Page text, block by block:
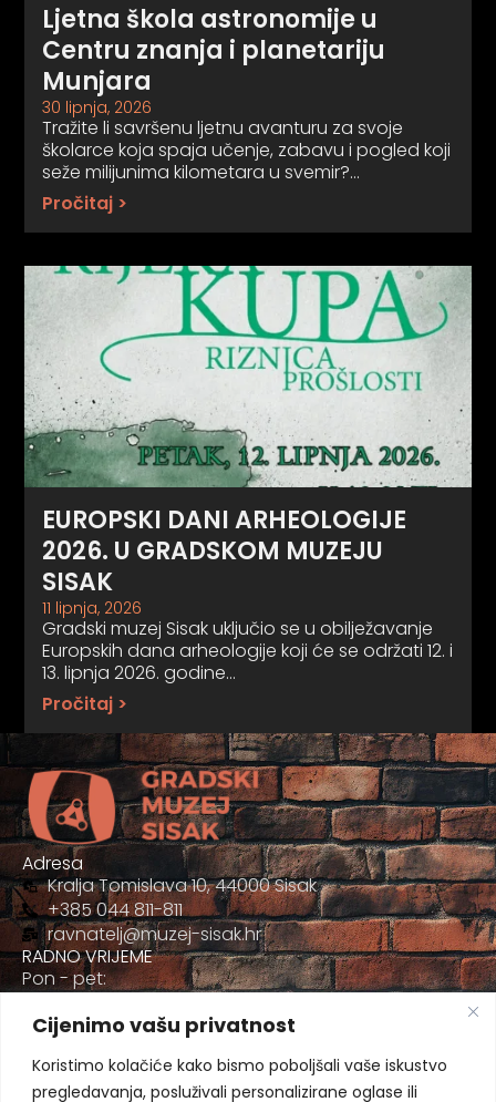
Cijenimo vašu privatnost
Koristimo kolačiće kako bismo poboljšali vaše iskustvo
pregledavanja, posluživali personalizirane oglase ili
Ljetna škola astronomije u
Centru znanja i planetariju
Munjara
30 lipnja, 2026
Tražite li savršenu ljetnu avanturu za svoje
školarce koja spaja učenje, zabavu i pogled koji
seže milijunima kilometara u svemir?…
Pročitaj >
EUROPSKI DANI ARHEOLOGIJE
2026. U GRADSKOM MUZEJU
SISAK
11 lipnja, 2026
Gradski muzej Sisak uključio se u obilježavanje
Europskih dana arheologije koji će se održati 12. i
13. lipnja 2026. godine…
Pročitaj >
Adresa
Kralja Tomislava 10, 44000 Sisak
+385 044 811-811
ravnatelj@muzej-sisak.hr
RADNO VRIJEME
Pon - pet:
Sub